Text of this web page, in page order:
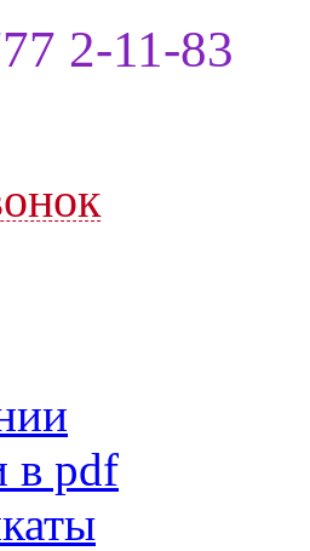
7 2-11-83
в pdf